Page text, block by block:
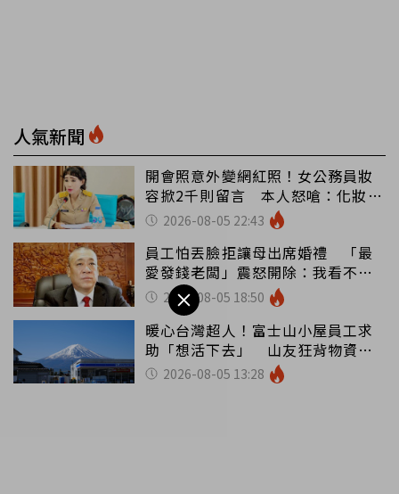
人氣新聞
開會照意外變網紅照！女公務員妝
容掀2千則留言 本人怒嗆：化妝有
錯嗎2026-08-05 22:43
員工怕丟臉拒讓母出席婚禮 「最
愛發錢老闆」震怒開除：我看不起
你 2026-08-05 18:50
暖心台灣超人！富士山小屋員工求
助「想活下去」 山友狂背物資上
山：台灣真的是寶島
2026-08-05 13:28